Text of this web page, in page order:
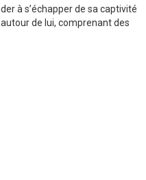
à s’échapper de sa captivité
de lui, comprenant des